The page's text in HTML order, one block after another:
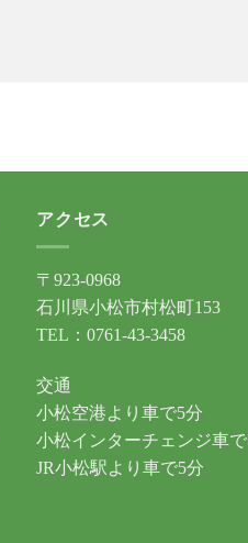
アクセス
〒923-0968
石川県小松市村松町153
TEL：0761-43-3458
交通
小松空港より車で5分
小松インターチェンジ車
JR小松駅より車で5分